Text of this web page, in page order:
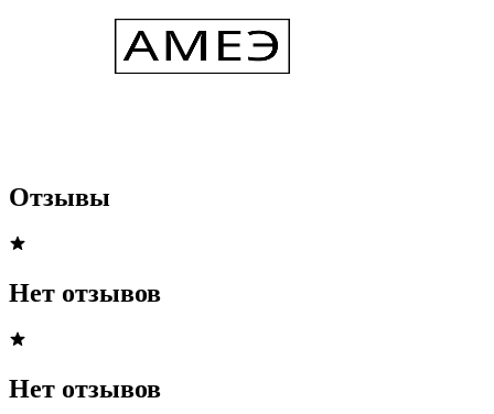
Отзывы
Нет отзывов
Нет отзывов